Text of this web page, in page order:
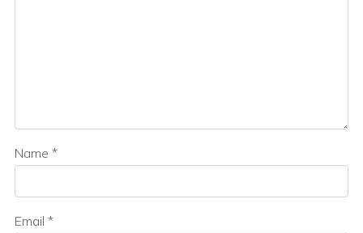
Name *
Email *